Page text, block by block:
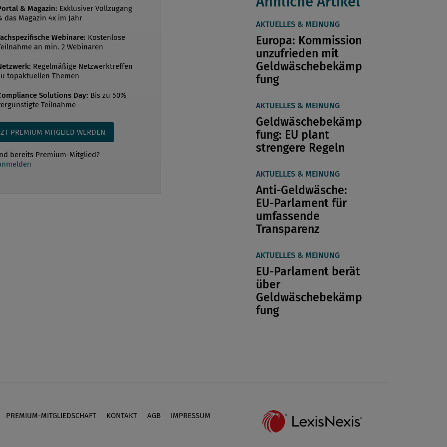
der ICC Austria hatte ich
mit einigen Präsidenten der
Geldwäsche erlässt, zu sprechen.
dass di...
& Magazin: Exklusiver Vollzugang
das Magazin 4x im Jahr
Webinare: Kostenlose
an min. 2 Webinaren
Regelmäßige Netzwerktreffen
topaktuellen Themen
Solutions Day: Bis zu 50%
Teilnahme
PREMIUM MITGLIED WERDEN
bereits Premium-Mitglied?
AKTUELLES & MEINUNG
Europa: Kommission
unzufrieden mit
Geldwäschebekämp
fung
AKTUELLES & MEINUNG
Geldwäschebekämp
fung: EU plant
strengere Regeln
AKTUELLES & MEINUNG
Anti-Geldwäsche:
EU-Parlament für
umfassende
Transparenz
AKTUELLES & MEINUNG
EU-Parlament berät
über
Geldwäschebekämp
fung
PREMIUM-MITGLIEDSCHAFT KONTAKT AGB IMPRESSUM